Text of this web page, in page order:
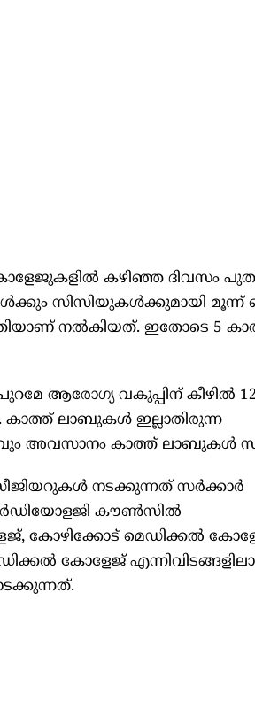
കഴിഞ്ഞ ദിവസം
സിസിയുകള്‍ക്കുമായി മൂന്ന്
നല്‍കിയത്. ഇതോടെ 5
ആരോഗ്യ വകുപ്പിന് കീഴില്‍
ലാബുകള്‍ ഇല്ലാതിരുന്ന
അവസാനം കാത്ത് ലാബുകള്‍
നടക്കുന്നത് സര്‍ക്കാര്‍
കൗണ്‍സില്‍
കോഴിക്കോട് മെഡിക്കല്‍
കോളേജ്